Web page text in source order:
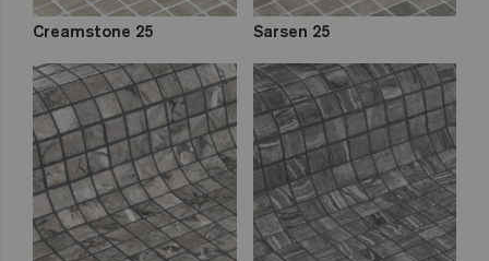
Creamstone 25 Sarsen 25